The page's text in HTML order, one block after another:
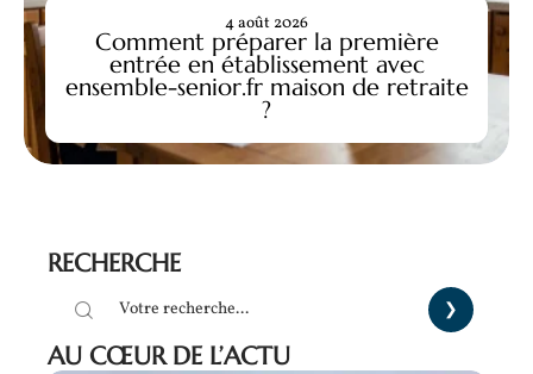
Comment préparer la première
entrée en établissement avec
ensemble-senior.fr maison de retraite
?
4 août 2026
RECHERCHE
AU CŒUR DE L’ACTU